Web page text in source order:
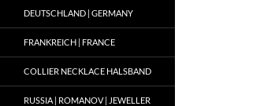
DEUTSCHLAND | GERMANY
FRANKREICH | FRANCE
COLLIER NECKLACE HALSBAND
RUSSIA | ROMANOV | JEWELLER